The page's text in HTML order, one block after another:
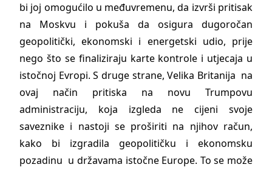
bi joj omogućilo u međuvremenu, da izvrši pritisak
na Moskvu i pokuša da osigura dugoročan
geopolitički, ekonomski i energetski udio, prije
nego što se finaliziraju karte kontrole i utjecaja u
istočnoj Evropi. S druge strane, Velika Britanija na
ovaj način pritiska na novu Trumpovu
administraciju, koja izgleda ne cijeni svoje
saveznike i nastoji se proširiti na njihov račun,
kako bi izgradila geopolitičku i ekonomsku
pozadinu u državama istočne Europe. To se može